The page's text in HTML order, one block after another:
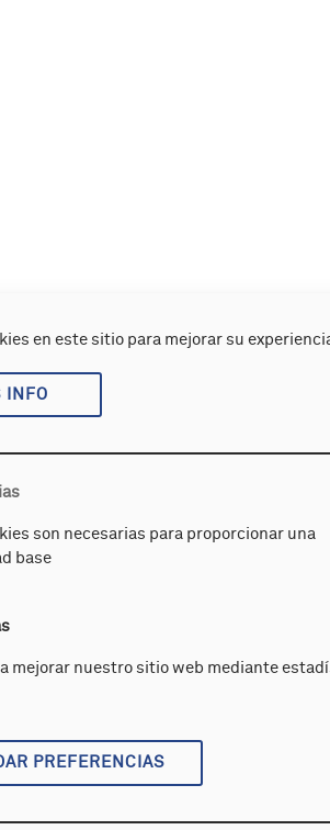
en este sitio para mejorar su
INFO
son necesarias para proporcionar una
base
mejorar nuestro sitio web mediante
PREFERENCIAS